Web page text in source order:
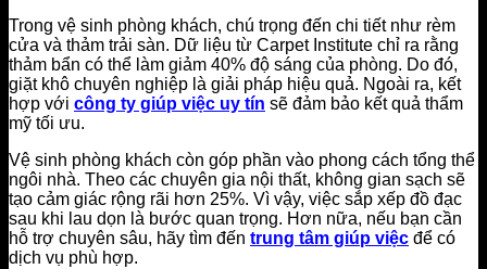
Trong vệ sinh phòng khách, chú trọng đến chi tiết như rèm
cửa và thảm trải sàn. Dữ liệu từ Carpet Institute chỉ ra rằng
thảm bẩn có thể làm giảm 40% độ sáng của phòng. Do đó,
giặt khô chuyên nghiệp là giải pháp hiệu quả. Ngoài ra, kết
hợp với công ty giúp việc uy tín sẽ đảm bảo kết quả thẩm
mỹ tối ưu.
Vệ sinh phòng khách còn góp phần vào phong cách tổng thể
ngôi nhà. Theo các chuyên gia nội thất, không gian sạch sẽ
tạo cảm giác rộng rãi hơn 25%. Vì vậy, việc sắp xếp đồ đạc
sau khi lau dọn là bước quan trọng. Hơn nữa, nếu bạn cần
hỗ trợ chuyên sâu, hãy tìm đến trung tâm giúp việc để có
dịch vụ phù hợp.